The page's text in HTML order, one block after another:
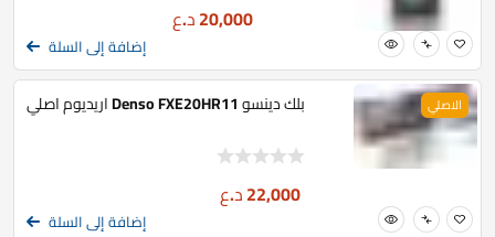
20,000د.ع
إضافة إلى السلة
الاصلي بلك دينسو Denso FXE20HR11 اريديوم اصلي
22,000د.ع
إضافة إلى السلة